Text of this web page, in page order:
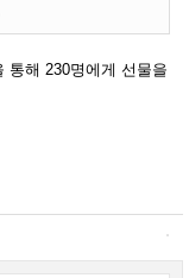
통해 230명에게 선물을